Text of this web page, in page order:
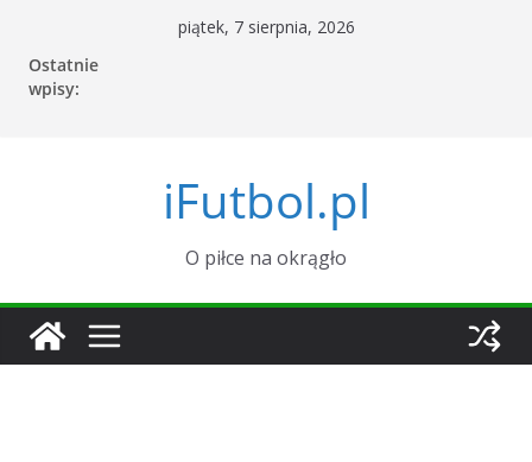
treści
piątek, 7 sierpnia, 2026
Ostatnie
wpisy:
iFutbol.pl
O piłce na okrągło